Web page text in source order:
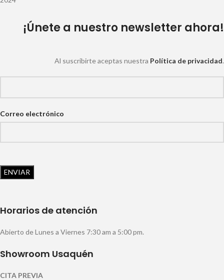
¡Únete a nuestro newsletter ahora!
Al suscribirte aceptas nuestra Política de privacidad.
Correo electrónico
Horarios de atención
Abierto de Lunes a Viernes 7:30 am a 5:00 pm.
Showroom Usaquén
CITA PREVIA